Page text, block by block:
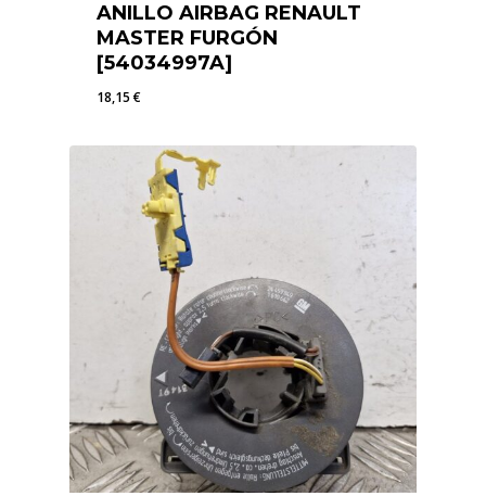
ANILLO AIRBAG RENAULT
MASTER FURGÓN
[54034997A]
18,15€